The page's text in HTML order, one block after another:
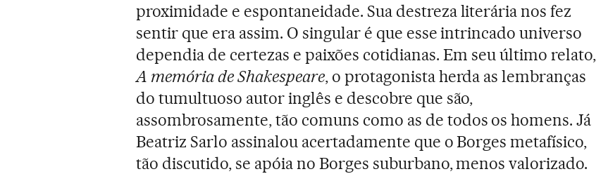
proximidade e espontaneidade. Sua destreza literária nos fez
sentir que era assim. O singular é que esse intrincado universo
dependia de certezas e paixões cotidianas. Em seu último relato,
A memória de Shakespeare, o protagonista herda as lembranças
do tumultuoso autor inglês e descobre que são,
assombrosamente, tão comuns como as de todos os homens. Já
Beatriz Sarlo assinalou acertadamente que o Borges metafísico,
tão discutido, se apóia no Borges suburbano, menos valorizado.